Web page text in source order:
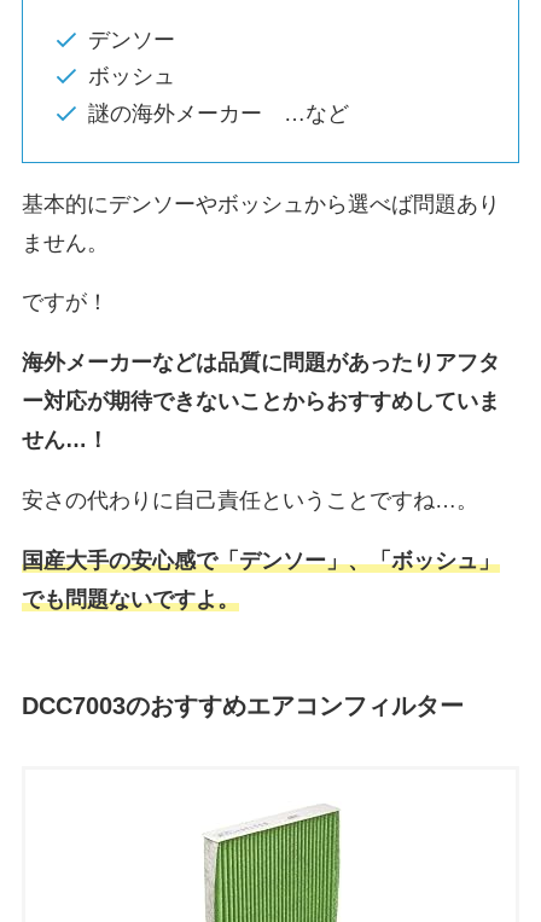
デンソー
ボッシュ
謎の海外メーカー …など
基本的にデンソーやボッシュから選べば問題あり
ません。
ですが！
海外メーカーなどは品質に問題があったりアフタ
ー対応が期待できないことからおすすめしていま
せん…！
安さの代わりに自己責任ということですね…。
国産大手の安心感で「デンソー」、「ボッシュ」
でも問題ないですよ。
DCC7003のおすすめエアコンフィルター